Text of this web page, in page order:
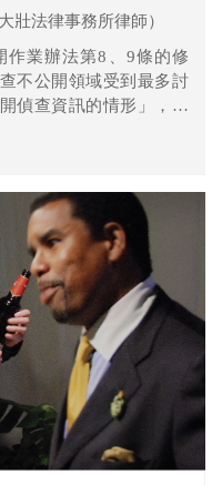
壯法律事務所律師）
作業辦法第8、9條的修
不公開領域受到最多討
偵查資訊的情形」，以